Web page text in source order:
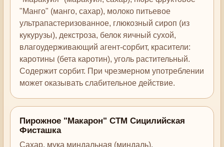
"Манго" (манго, сахар), молоко питьевое
ультрапастеризованное, глюкозный сироп (из
кукурузы), декстроза, белок яичный сухой,
влагоудерживающий агент-сорбит, красители:
каротины (бета каротин), уголь растительный.
Содержит сорбит. При чрезмерном употреблении
может оказывать слабительное действие.
Пирожное "Макарон" СТМ Сицилийская
Фисташка
Сахар, мука миндальная (миндаль),